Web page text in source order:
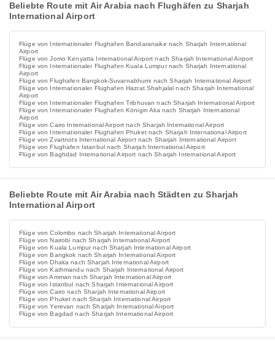
Beliebte Route mit Air Arabia nach Flughäfen zu Sharjah
International Airport
Flüge von Internationaler Flughafen Bandaranaike nach Sharjah International
Airport
Flüge von Jomo Kenyatta International Airport nach Sharjah International Airport
Flüge von Internationaler Flughafen Kuala Lumpur nach Sharjah International
Airport
Flüge von Flughafen Bangkok-Suvarnabhumi nach Sharjah International Airport
Flüge von Internationaler Flughafen Hazrat Shahjalal nach Sharjah International
Airport
Flüge von Internationaler Flughafen Tribhuvan nach Sharjah International Airport
Flüge von Internationaler Flughafen Königin Alia nach Sharjah International
Airport
Flüge von Cairo International Airport nach Sharjah International Airport
Flüge von Internationaler Flughafen Phuket nach Sharjah International Airport
Flüge von Zvartnots International Airport nach Sharjah International Airport
Flüge von Flughafen Istanbul nach Sharjah International Airport
Flüge von Baghdad International Airport nach Sharjah International Airport
Beliebte Route mit Air Arabia nach Städten zu Sharjah
International Airport
Flüge von Colombo nach Sharjah International Airport
Flüge von Nairobi nach Sharjah International Airport
Flüge von Kuala Lumpur nach Sharjah International Airport
Flüge von Bangkok nach Sharjah International Airport
Flüge von Dhaka nach Sharjah International Airport
Flüge von Kathmandu nach Sharjah International Airport
Flüge von Amman nach Sharjah International Airport
Flüge von Istanbul nach Sharjah International Airport
Flüge von Cairo nach Sharjah International Airport
Flüge von Phuket nach Sharjah International Airport
Flüge von Yerevan nach Sharjah International Airport
Flüge von Bagdad nach Sharjah International Airport